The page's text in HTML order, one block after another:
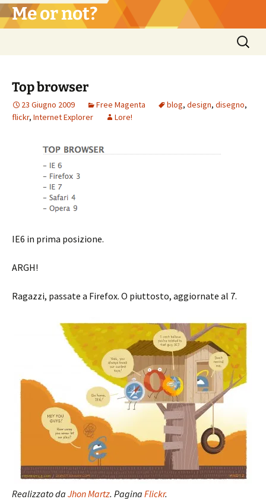
Vai
al Me or not?
Ricerca
per:
Top browser
23 Giugno 2009 Free Magenta blog, design, disegno,
flickr, Internet Explorer Lore!
IE6 in prima posizione.
ARGH!
Ragazzi, passate a Firefox. O piuttosto, aggiornate al 7.
Realizzato da Jhon Martz. Pagina Flickr.